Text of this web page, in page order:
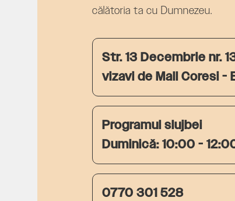
călătoria ta cu Dumnezeu.
Str. 13 Decembrie nr.
vizavi de Mall Coresi -
Programul slujbei
Duminică: 10:00 -
0770 301 528